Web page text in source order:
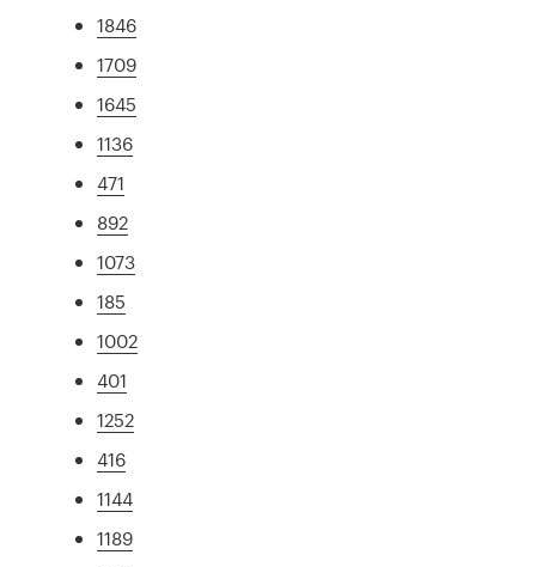
1846
1709
1645
1136
471
892
1073
185
1002
401
1252
416
1144
1189